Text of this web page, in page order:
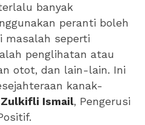
banyak
peranti boleh
masalah seperti
penglihatan atau
otot, dan lain-lain. Ini
kanak-
Ismail, Pengerusi